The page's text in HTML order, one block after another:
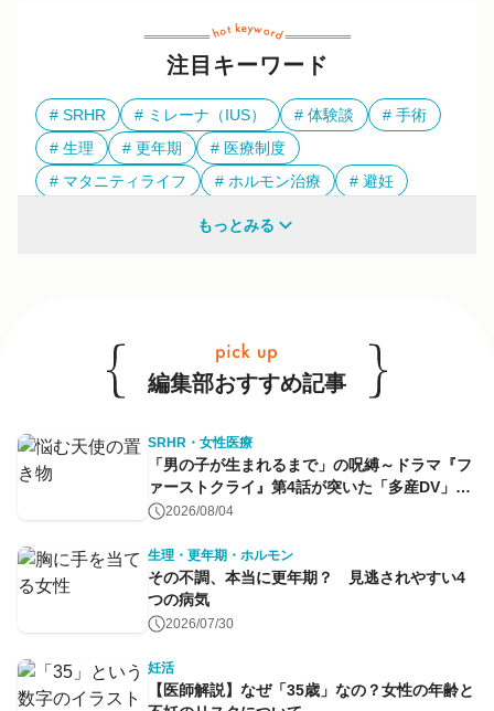
注目キーワード
SRHR ミレーナ（IUS） 体験談
手術
生理
更年期
医療制度
マタニティライフ
ホルモン治療
避妊
もっとみる
編集部おすすめ記事
SRHR・女性医療
「男の子が生まれるまで」の呪縛～ドラマ『フ
ァーストクライ』第4話が突いた「多産DV」と
命のコントロール～
2026/08/04
生理・更年期・ホルモン
その不調、本当に更年期？ 見逃されやすい4
つの病気
2026/07/30
妊活
【医師解説】なぜ「35歳」なの？女性の年齢と